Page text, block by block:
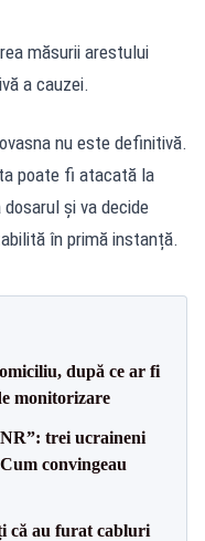
măsurii arestului
a cauzei.
nu este definitivă.
poate fi atacată la
și va decide
în primă instanță.
după ce ar fi
monitorizare
trei ucraineni
convingeau
că au furat cabluri